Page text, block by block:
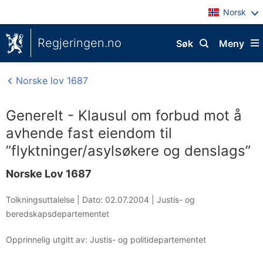
Norsk
Regjeringen.no Meny
Søk
Norske lov 1687
Generelt - Klausul om forbud mot å
avhende fast eiendom til
”flyktninger/asylsøkere og denslags”
Norske Lov 1687
Tolkningsuttalelse | Dato: 02.07.2004
Justis- og
beredskapsdepartementet
Opprinnelig utgitt av: Justis- og politidepartementet